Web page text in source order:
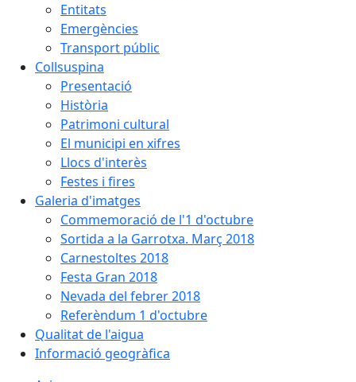
Entitats
Emergències
Transport públic
Collsuspina
Presentació
Història
Patrimoni cultural
El municipi en xifres
Llocs d'interès
Festes i fires
Galeria d'imatges
Commemoració de l'1 d'octubre
Sortida a la Garrotxa. Març 2018
Carnestoltes 2018
Festa Gran 2018
Nevada del febrer 2018
Referèndum 1 d'octubre
Qualitat de l'aigua
Informació geogràfica